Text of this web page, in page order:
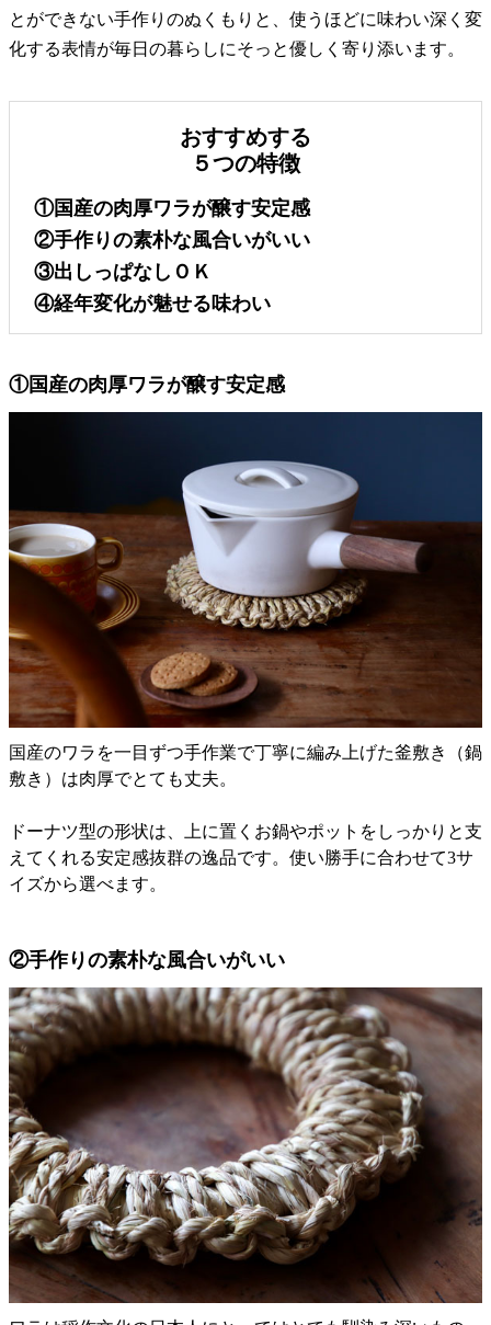
とができない手作りのぬくもりと、使うほどに味わい深く変
化する表情が毎日の暮らしにそっと優しく寄り添います。
おすすめする
５つの特徴
①国産の肉厚ワラが醸す安定感
②手作りの素朴な風合いがいい
③出しっぱなしＯＫ
④経年変化が魅せる味わい
①国産の肉厚ワラが醸す安定感
国産のワラを一目ずつ手作業で丁寧に編み上げた釜敷き（鍋
敷き）は肉厚でとても丈夫。
ドーナツ型の形状は、上に置くお鍋やポットをしっかりと支
えてくれる安定感抜群の逸品です。使い勝手に合わせて3サ
イズから選べます。
②手作りの素朴な風合いがいい